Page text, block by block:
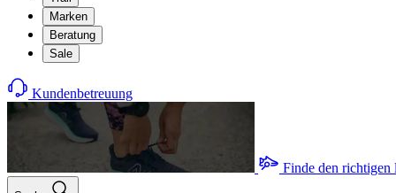
Marken
Beratung
Sale
Kundenbetreuung
Finde den richtigen